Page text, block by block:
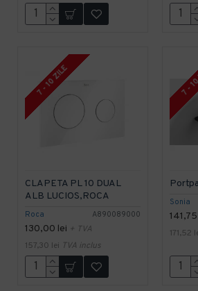
7 - 10 ZILE
Roca A890089000
CLAPETA PL 10 DUAL
ALB LUCIOS,ROCA
130,00 lei + TVA
157,30 lei TVA inclus
7 -
Sonia
171,52